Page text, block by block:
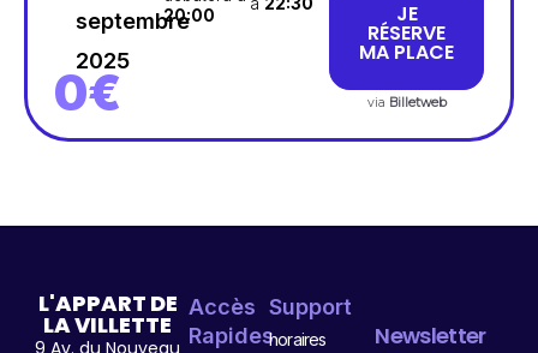
0€
septembre
2025
20:00
JE
RÉSERVE
MA PLACE
via Billetweb
L'APPART DE
LA VILLETTE
9 Av. du Nouveau
Accès
Rapides
Support
horaires
Newsletter